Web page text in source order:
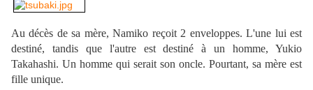
Au décès de sa mère, Namiko reçoit 2 enveloppes. L'une lui est
destiné, tandis que l'autre est destiné à un homme, Yukio
Takahashi. Un homme qui serait son oncle. Pourtant, sa mère est
fille unique.